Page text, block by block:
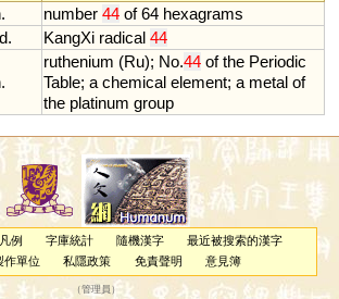
number 44 of 64 hexagrams
KangXi radical 44
ruthenium (Ru); No.44 of the Periodic
Table; a chemical element; a metal of
the platinum group
例 字庫統計 隨機漢字
最近被搜索的漢字
作單位 私隱政策 免責聲明 意見簿
（管理員 ）